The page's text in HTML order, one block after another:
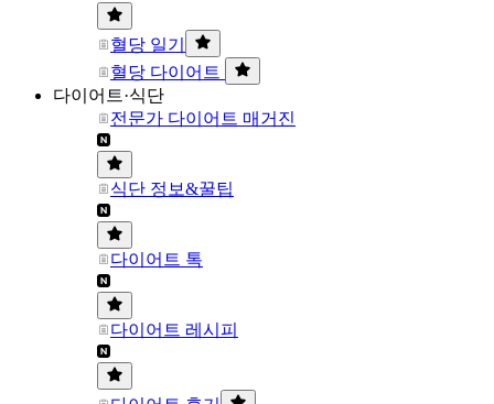
혈당 일기
혈당 다이어트
다이어트·식단
전문가 다이어트 매거진
식단 정보&꿀팁
다이어트 톡
다이어트 레시피